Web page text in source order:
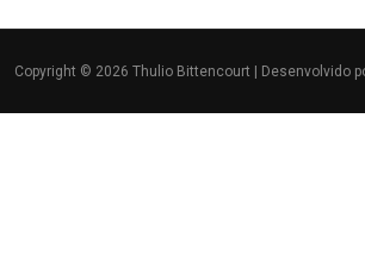
Copyright © 2026 Thulio Bittencourt | Desenvolvido